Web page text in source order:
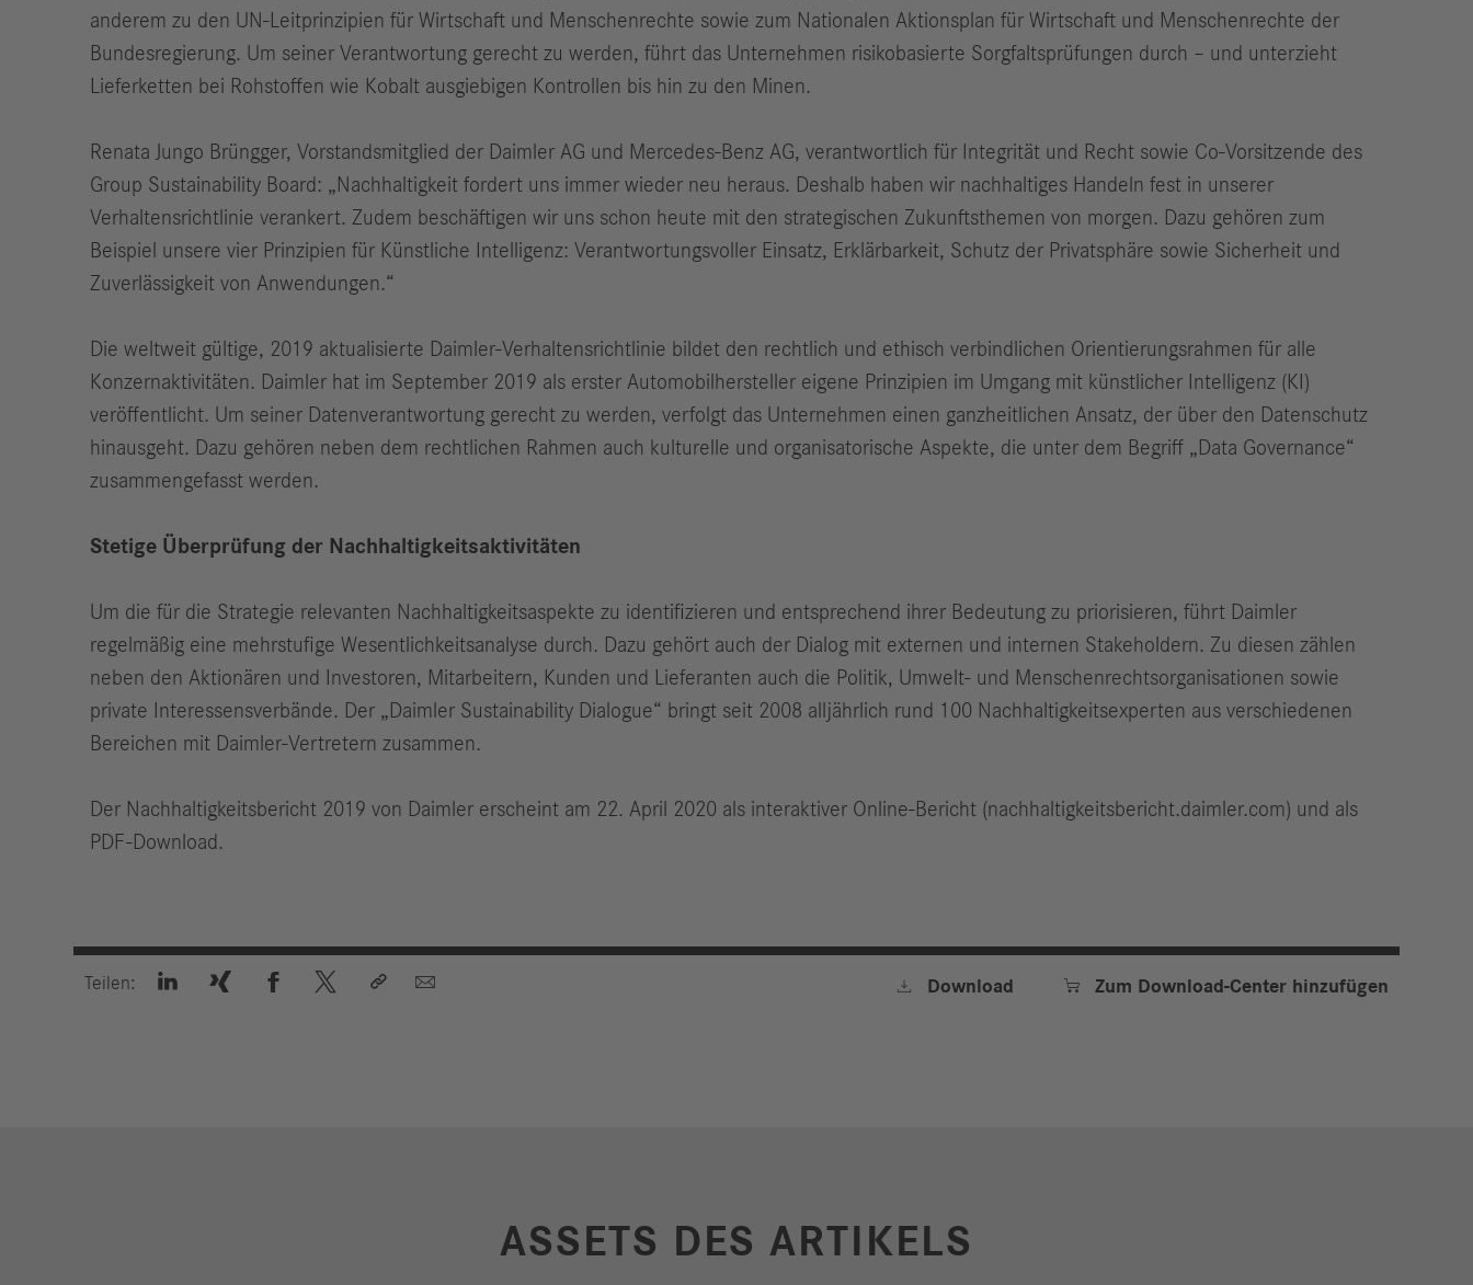
anderem zu den UN-Leitprinzipien für Wirtschaft und Menschenrechte sowie zum Nationalen Aktionsplan für Wirtschaft und Menschenrechte der
Bundesregierung. Um seiner Verantwortung gerecht zu werden, führt das Unternehmen risikobasierte Sorgfaltsprüfungen durch – und unterzieht
Lieferketten bei Rohstoffen wie Kobalt ausgiebigen Kontrollen bis hin zu den Minen.
Renata Jungo Brüngger, Vorstandsmitglied der Daimler AG und Mercedes-Benz AG, verantwortlich für Integrität und Recht sowie Co-Vorsitzende des
Group Sustainability Board: „Nachhaltigkeit fordert uns immer wieder neu heraus. Deshalb haben wir nachhaltiges Handeln fest in unserer
Verhaltensrichtlinie verankert. Zudem beschäftigen wir uns schon heute mit den strategischen Zukunftsthemen von morgen. Dazu gehören zum
Beispiel unsere vier Prinzipien für Künstliche Intelligenz: Verantwortungsvoller Einsatz, Erklärbarkeit, Schutz der Privatsphäre sowie Sicherheit und
Zuverlässigkeit von Anwendungen.“
Die weltweit gültige, 2019 aktualisierte Daimler-Verhaltensrichtlinie bildet den rechtlich und ethisch verbindlichen Orientierungsrahmen für alle
Konzernaktivitäten. Daimler hat im September 2019 als erster Automobilhersteller eigene Prinzipien im Umgang mit künstlicher Intelligenz (KI)
veröffentlicht. Um seiner Datenverantwortung gerecht zu werden, verfolgt das Unternehmen einen ganzheitlichen Ansatz, der über den Datenschutz
hinausgeht. Dazu gehören neben dem rechtlichen Rahmen auch kulturelle und organisatorische Aspekte, die unter dem Begriff „Data Governance“
zusammengefasst werden.
Stetige Überprüfung der Nachhaltigkeitsaktivitäten
Um die für die Strategie relevanten Nachhaltigkeitsaspekte zu identifizieren und entsprechend ihrer Bedeutung zu priorisieren, führt Daimler
regelmäßig eine mehrstufige Wesentlichkeitsanalyse durch. Dazu gehört auch der Dialog mit externen und internen Stakeholdern. Zu diesen zählen
neben den Aktionären und Investoren, Mitarbeitern, Kunden und Lieferanten auch die Politik, Umwelt- und Menschenrechtsorganisationen sowie
private Interessensverbände. Der „Daimler Sustainability Dialogue“ bringt seit 2008 alljährlich rund 100 Nachhaltigkeitsexperten aus verschiedenen
Bereichen mit Daimler-Vertretern zusammen.
Der Nachhaltigkeitsbericht 2019 von Daimler erscheint am 22. April 2020 als interaktiver Online-Bericht (nachhaltigkeitsbericht.daimler.com) und als
PDF-Download.
Teilen:        Download  Zum Download-Center hinzufügen
ASSETS DES ARTIKELS